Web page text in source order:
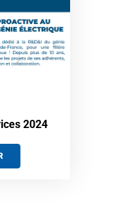
2024